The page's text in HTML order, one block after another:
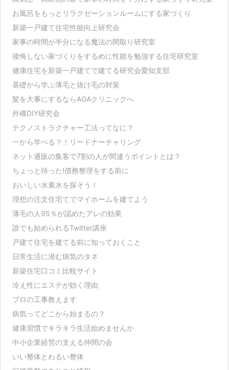
お風呂をもっとリラクゼーションルームにする家づくり
新築一戸建て住宅性能向上研究会
家事の時間が半分になる魔法の間取り研究室
後悔しない家づくりをするめに性能を勉強する住宅研究室
健康住宅を新築一戸建てで建てる研究会愛知支部
基礎から学ぶ薄毛と抜け毛の対策
髪を大事にするならAGAクリニックへ
外構DIY研究会
テクノストラクチャー工法ってなに？
一から学べる？！リードナーチャリング
ネット通販の集客で7割の人が間違うポイントとは？
ちょっと待った!債務整理をする前に
おいしい水素水を探そう！
理想の注文住宅てでマイホームを建てよう
薄毛の人95％が認めたアレの効果
誰でも始められるTwitter講座
戸建て住宅を建てる前に知っておくこと
日常生活に潜む病気のタネ
新築住宅口コミ比較サイト
冷え性にエステが効く理由
プロの工事教えます
病気ってどこから始まるの？
健康習慣でキラキラ生活始めませんか
中小企業経営の支える仲間の会
いい整体とわるい整体